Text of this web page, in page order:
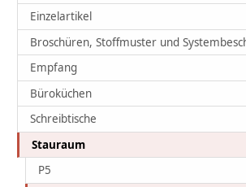
Einzelartikel
Broschüren, Stoffmuster und
Empfang
Büroküchen
Schreibtische
Stauraum
P5